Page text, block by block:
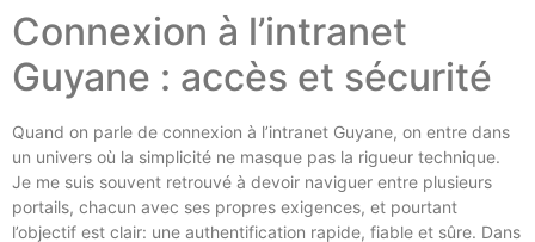
Connexion à l’intranet
Guyane : accès et sécurité
Quand on parle de connexion à l’intranet Guyane, on entre dans
un univers où la simplicité ne masque pas la rigueur technique.
Je me suis souvent retrouvé à devoir naviguer entre plusieurs
portails, chacun avec ses propres exigences, et pourtant
l’objectif est clair: une authentification rapide, fiable et sûre. Dans